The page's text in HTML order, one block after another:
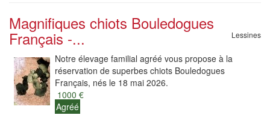
Magnifiques chiots Bouledogues
Français -... Lessines
Notre élevage familial agréé vous propose à la
réservation de superbes chiots Bouledogues
Français, nés le 18 mai 2026.
1000 €
Agréé